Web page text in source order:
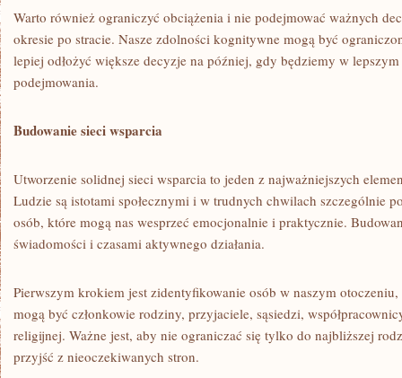
Warto również ograniczyć obciążenia i nie podejmować ważnych
okresie po stracie. Nasze zdolności kognitywne mogą być
lepiej odłożyć większe decyzje na później, gdy będziemy w
podejmowania.
Budowanie sieci wsparcia
Utworzenie solidnej sieci wsparcia to jeden z najważniejszych
Ludzie są istotami społecznymi i w trudnych chwilach szczególnie
osób, które mogą nas wesprzeć emocjonalnie i praktycznie.
świadomości i czasami aktywnego działania.
Pierwszym krokiem jest zidentyfikowanie osób w naszym
mogą być członkowie rodziny, przyjaciele, sąsiedzi,
religijnej. Ważne jest, aby nie ograniczać się tylko do najbliższej
przyjść z nieoczekiwanych stron.